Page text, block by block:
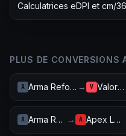
Calculatrices eDPI et cm/
PLUS DE CONVERSIONS
A Arma Reforger → V Valorant
A Arma Reforger → A Apex Legends